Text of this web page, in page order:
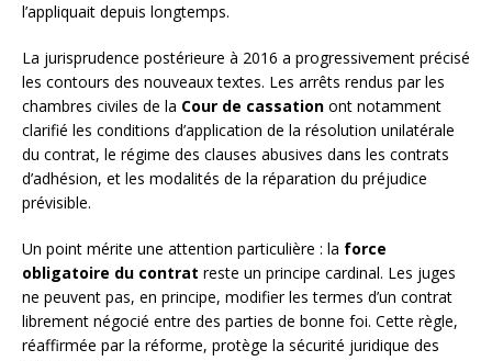
l’appliquait depuis longtemps.
La jurisprudence postérieure à 2016 a progressivement précisé
les contours des nouveaux textes. Les arrêts rendus par les
chambres civiles de la Cour de cassation ont notamment
clarifié les conditions d’application de la résolution unilatérale
du contrat, le régime des clauses abusives dans les contrats
d’adhésion, et les modalités de la réparation du préjudice
prévisible.
Un point mérite une attention particulière : la force
obligatoire du contrat reste un principe cardinal. Les juges
ne peuvent pas, en principe, modifier les termes d’un contrat
librement négocié entre des parties de bonne foi. Cette règle,
réaffirmée par la réforme, protège la sécurité juridique des